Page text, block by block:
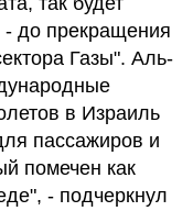
- до прекращения
Газы". Аль-
в Израиль
пассажиров и
помечен как
- подчеркнул